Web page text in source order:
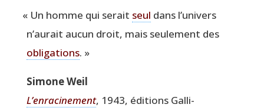
« Un homme qui serait seul dans l’univers
n’aurait aucun droit, mais seule­ment des
obli­ga­tions. »
Simone Weil
L’enracinement, 1943, édi­tions Gal­li­